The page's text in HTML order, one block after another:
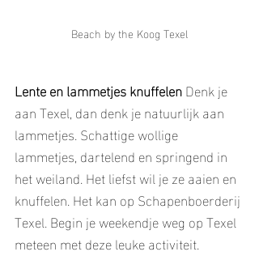
Beach by the Koog Texel
Lente en lammetjes knuffelen Denk je
aan Texel, dan denk je natuurlijk aan
lammetjes. Schattige wollige
lammetjes, dartelend en springend in
het weiland. Het liefst wil je ze aaien en
knuffelen. Het kan op Schapenboerderij
Texel. Begin je weekendje weg op Texel
meteen met deze leuke activiteit.